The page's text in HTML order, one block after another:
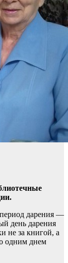
дарения —
день дарения
не за книгой, а
одним днем